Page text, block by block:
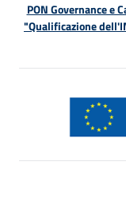
PON Governance e
"Qualificazione